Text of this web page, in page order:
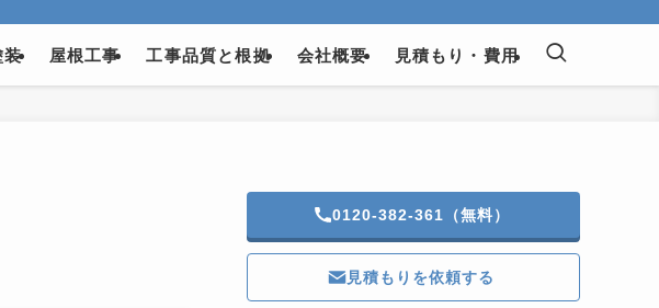
装 屋根工事 工事品質と根拠 会社概要 見積もり・費用
0120-382-361（無料）
見積もりを依頼する